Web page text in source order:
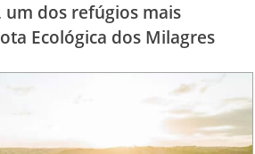
um dos refúgios mais
Ecológica dos Milagres